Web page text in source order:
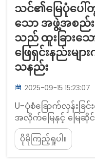
သင်၏မြေပုံပေ
သော အဖွဲ့အစည်
သည် ထူးခြားသ
ဖြေရှင်းနည်းမ
သနည်း
2025-09-15 15:23:07
U-ပုံစံခြောက်လှန်းခ
အလိုက်မြေနှင့် မြေဆိုင်
အောက်ခြေအခြေအနေ
အခြေခံဒီဇိုင်းပေါ်တွ
ဒီဇိုင်းသည် မြေဆိုင်ရာ
ပိုမိုကြည့်ရှုပါ။